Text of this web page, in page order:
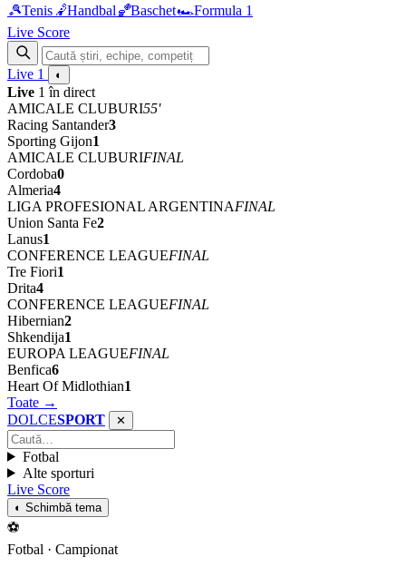
🎾Tenis 🤾Handbal🏀Baschet🏎Formula 1
Live Score
Live 1 ◐
Live 1 în direct
AMICALE CLUBURI55'
Racing Santander3
Sporting Gijon1
AMICALE CLUBURIFINAL
Cordoba0
Almeria4
LIGA PROFESIONAL ARGENTINAFINAL
Union Santa Fe2
Lanus1
CONFERENCE LEAGUEFINAL
Tre Fiori1
Drita4
CONFERENCE LEAGUEFINAL
Hibernian2
Shkendija1
EUROPA LEAGUEFINAL
Benfica6
Heart Of Midlothian1
Toate →
DOLCESPORT ✕
Fotbal
Alte sporturi
Live Score
◐ Schimbă tema
⚽
Fotbal · Campionat